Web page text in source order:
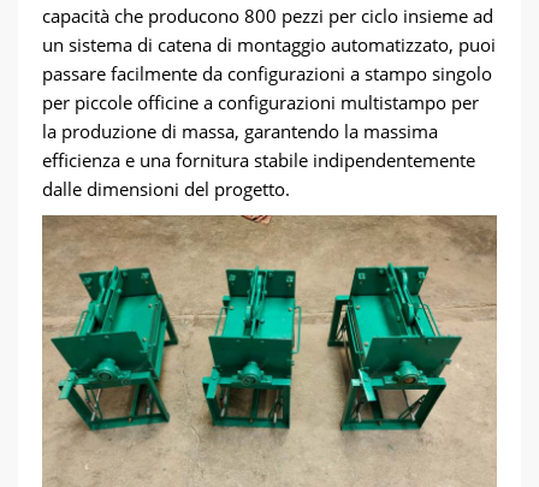
capacità che producono 800 pezzi per ciclo insieme ad
un sistema di catena di montaggio automatizzato, puoi
passare facilmente da configurazioni a stampo singolo
per piccole officine a configurazioni multistampo per
la produzione di massa, garantendo la massima
efficienza e una fornitura stabile indipendentemente
dalle dimensioni del progetto.